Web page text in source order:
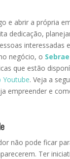
e abrir a própria
dedicação,
interessadas
negócio, o Sebrae
que estão
Youtube. Veja a
empreender e
não pode ficar
Ter